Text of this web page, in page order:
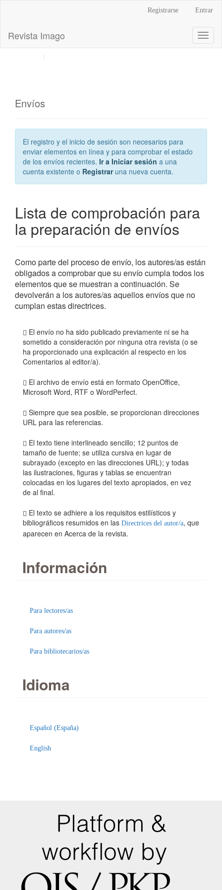
principal
Barra
Registrarse Entrar
Revista Imago
Envíos
El registro y el inicio de sesión son necesarios para
enviar elementos en línea y para comprobar el estado
de los envíos recientes. Ir a Iniciar sesión a una
cuenta existente o Registraruna nueva cuenta.
Lista de comprobación para
la preparación de envíos
Como parte del proceso de envío, los autores/as están
obligados a comprobar que su envío cumpla todos los
elementos que se muestran a continuación. Se
devolverán a los autores/as aquellos envíos que no
cumplan estas directrices.
El envío no ha sido publicado previamente ni se ha
sometido a consideración por ninguna otra revista (o se
ha proporcionado una explicación al respecto en los
Comentarios al editor/a).
El archivo de envío está en formato OpenOffice,
Microsoft Word, RTF o WordPerfect.
Siempre que sea posible, se proporcionan direcciones
URL para las referencias.
El texto tiene interlineado sencillo; 12 puntos de
tamaño de fuente; se utiliza cursiva en lugar de
subrayado (excepto en las direcciones URL); y todas
las ilustraciones, figuras y tablas se encuentran
colocadas en los lugares del texto apropiados, en vez
de al final.
El texto se adhiere a los requisitos estilísticos y
bibliográficos resumidos en las Directrices del autor/a, que
aparecen en Acerca de la revista.
Información
Para lectores/as
Para autores/as
Para bibliotecarios/as
Idioma
Español (España)
English